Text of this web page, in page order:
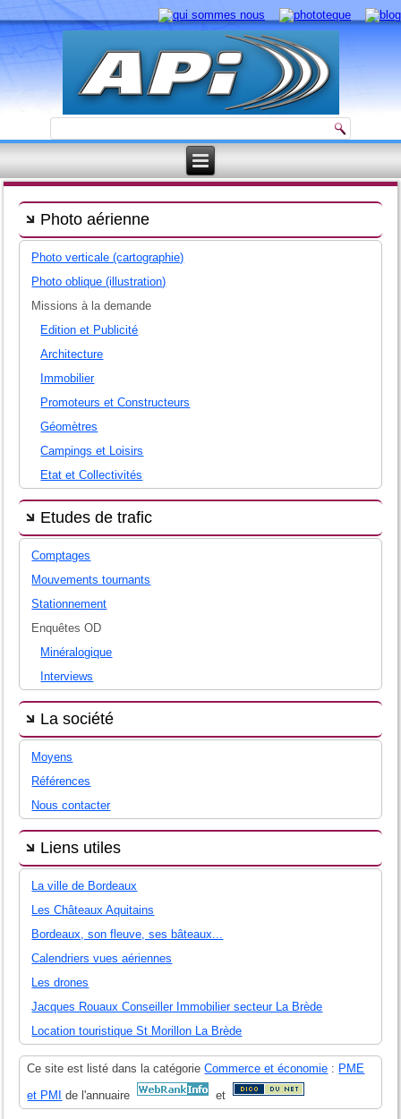
Photo aérienne
Photo verticale (cartographie)
Photo oblique (illustration)
Missions à la demande
Edition et Publicité
Architecture
Immobilier
Promoteurs et Constructeurs
Géomètres
Campings et Loisirs
Etat et Collectivités
Etudes de trafic
Comptages
Mouvements tournants
Stationnement
Enquêtes OD
Minéralogique
Interviews
La société
Moyens
Références
Nous contacter
Liens utiles
La ville de Bordeaux
Les Châteaux Aquitains
Bordeaux, son fleuve, ses bâteaux...
Calendriers vues aériennes
Les drones
Jacques Rouaux Conseiller Immobilier secteur La Brède
Location touristique St Morillon La Brède
Ce site est listé dans la catégorieCommerce et économie : PME
et PMI
de l'annuaire et